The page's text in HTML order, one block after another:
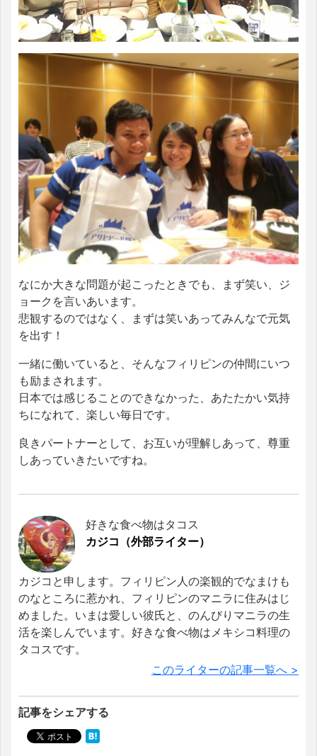
なにか大きな問題が起こったときでも、まず笑い、ジ
ョークを言いあいます。
悲観するのではなく、まずは笑いあってみんなで元気
を出す！
一緒に働いていると、そんなフィリピンの仲間にいつ
も励まされます。
日本では感じることのできなかった、あたたかい気持
ちになれて、楽しい毎日です。
良きパートナーとして、お互いが理解しあって、尊重
しあっていきたいですね。
好きな食べ物はタコス
カジコ（外部ライター）
カジコと申します。フィリピン人の楽観的でなまけも
のなところに惹かれ、フィリピンのマニラに住みはじ
めました。いまは愛しい彼氏と、のんびりマニラの生
活を楽しんでいます。好きな食べ物はメキシコ料理の
タコスです。
このライターの記事一覧へ >
記事をシェアする